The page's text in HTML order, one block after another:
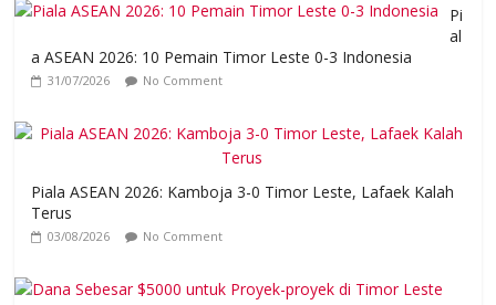
Pi
al
a ASEAN 2026: 10 Pemain Timor Leste 0-3 Indonesia
31/07/2026 No Comment
Piala ASEAN 2026: Kamboja 3-0 Timor Leste, Lafaek Kalah
Terus
03/08/2026 No Comment